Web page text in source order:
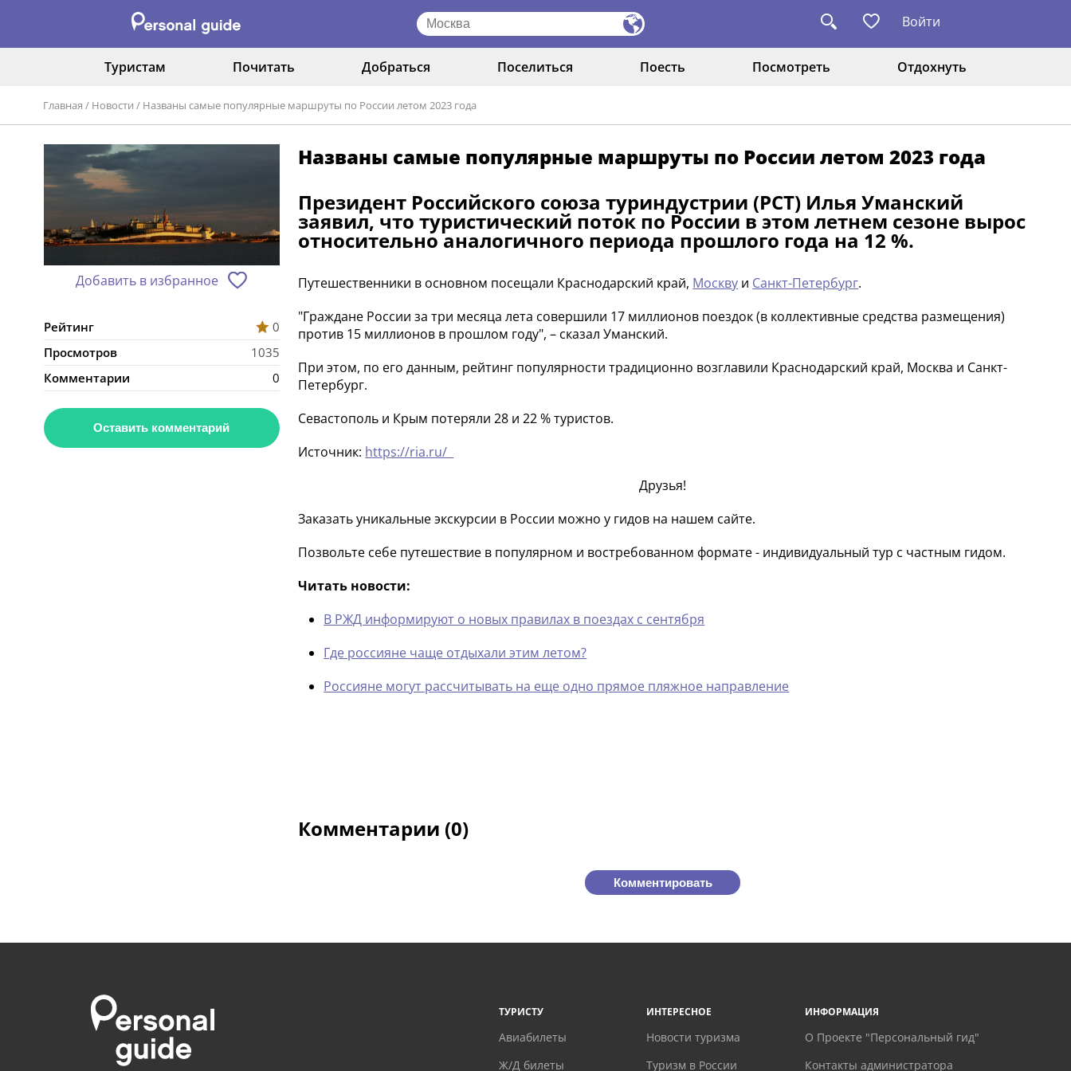
Войти
Туристам Почитать Добраться Поселиться Поесть Посмотреть Отдохнуть
Главная / Новости / Названы самые популярные маршруты по России летом 2023 года
Добавить в избранное
Рейтинг
0
Просмотров
1035
Комментарии
0
Оставить комментарий
Названы самые популярные маршруты по России летом 2023 года
Президент Российского союза туриндустрии (РСТ) Илья Уманский
заявил, что туристический поток по России в этом летнем сезоне вырос
относительно аналогичного периода прошлого года на 12 %.
Путешественники в основном посещали Краснодарский край, Москву и Санкт-Петербург.
"Граждане России за три месяца лета совершили 17 миллионов поездок (в коллективные средства размещения)
против 15 миллионов в прошлом году", – сказал Уманский.
При этом, по его данным, рейтинг популярности традиционно возглавили Краснодарский край, Москва и Санкт-
Петербург.
Севастополь и Крым потеряли 28 и 22 % туристов.
Источник: https://ria.ru/
Друзья!
Заказать уникальные экскурсии в России можно у гидов на нашем сайте.
Позвольте себе путешествие в популярном и востребованном формате - индивидуальный тур с частным гидом.
Читать новости:
В РЖД информируют о новых правилах в поездах с сентября
Где россияне чаще отдыхали этим летом?
Россияне могут рассчитывать на еще одно прямое пляжное направление
Комментарии (0)
Комментировать
ТУРИСТУ
Авиабилеты
Ж/Д билеты
ИНТЕРЕСНОЕ
Новости туризма
Туризм в России
ИНФОРМАЦИЯ
О Проекте "Персональный гид"
Контакты администратора